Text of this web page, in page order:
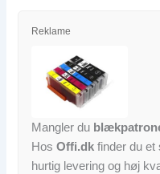
Reklame
Mangler du
HosOffi.dk finder du et
hurtig levering og høj